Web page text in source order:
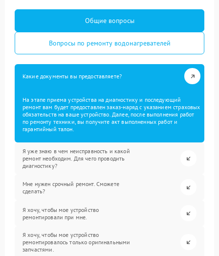
Общие вопросы
Вопросы по ремонту водонагревателей
Какие документы вы предоставляете?
На этапе приема устройства на диагностику и последующий
ремонт вам будет предоставлен заказ-наряд с указанием страховых
обязательств на ваше устройство. Далее, после выполнения работ
по ремонту техники, вы получите акт выполненных работ и
гарантийный талон.
Я уже знаю в чем неисправность и какой
ремонт необходим. Для чего проводить
диагностику?
Мне нужен срочный ремонт. Сможете
сделать?
Я хочу, чтобы мое устройство
ремонтировали при мне.
Я хочу, чтобы мое устройство
ремонтировалось только оригинальными
запчастями.